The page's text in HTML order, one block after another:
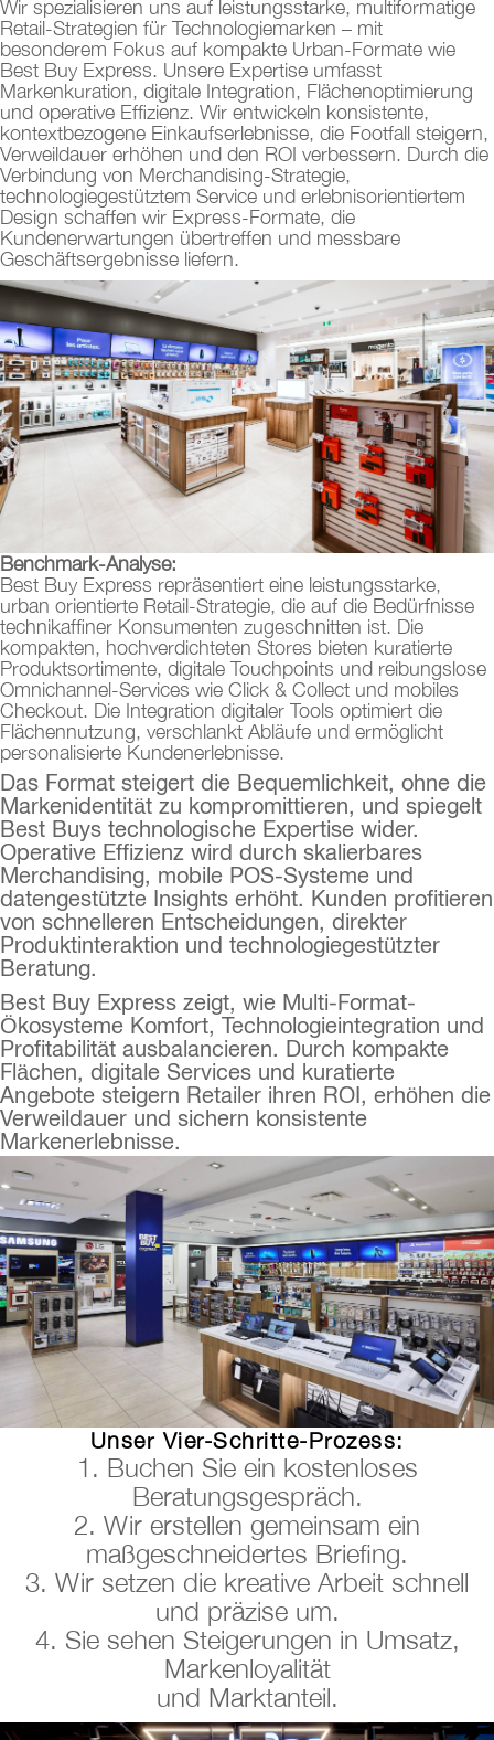
Wir spezialisieren uns auf leistungsstarke, multiformatige
Retail-Strategien für Technologiemarken – mit
besonderem Fokus auf kompakte Urban-Formate wie
Best Buy Express. Unsere Expertise umfasst
Markenkuration, digitale Integration, Flächenoptimierung
und operative Effizienz. Wir entwickeln konsistente,
kontextbezogene Einkaufserlebnisse, die Footfall steigern,
Verweildauer erhöhen und den ROI verbessern. Durch die
Verbindung von Merchandising-Strategie,
technologiegestütztem Service und erlebnisorientiertem
Design schaffen wir Express-Formate, die
Kundenerwartungen übertreffen und messbare
Geschäftsergebnisse liefern.
Benchmark-Analyse:
Best Buy Express repräsentiert eine leistungsstarke,
urban orientierte Retail-Strategie, die auf die Bedürfnisse
technikaffiner Konsumenten zugeschnitten ist. Die
kompakten, hochverdichteten Stores bieten kuratierte
Produktsortimente, digitale Touchpoints und reibungslose
Omnichannel-Services wie Click & Collect und mobiles
Checkout. Die Integration digitaler Tools optimiert die
Flächennutzung, verschlankt Abläufe und ermöglicht
personalisierte Kundenerlebnisse.
Das Format steigert die Bequemlichkeit, ohne die
Markenidentität zu kompromittieren, und spiegelt
Best Buys technologische Expertise wider.
Operative Effizienz wird durch skalierbares
Merchandising, mobile POS-Systeme und
datengestützte Insights erhöht. Kunden profitieren
von schnelleren Entscheidungen, direkter
Produktinteraktion und technologiegestützter
Beratung.
Best Buy Express zeigt, wie Multi-Format-
Ökosysteme Komfort, Technologieintegration und
Profitabilität ausbalancieren. Durch kompakte
Flächen, digitale Services und kuratierte
Angebote steigern Retailer ihren ROI, erhöhen die
Verweildauer und sichern konsistente
Markenerlebnisse.
Unser Vier-Schritte-Prozess:
1. Buchen Sie ein kostenloses
Beratungsgespräch.
2. Wir erstellen gemeinsam ein
maßgeschneidertes Briefing.
3. Wir setzen die kreative Arbeit schnell
und präzise um.
4. Sie sehen Steigerungen in Umsatz,
Markenloyalität
und Marktanteil.